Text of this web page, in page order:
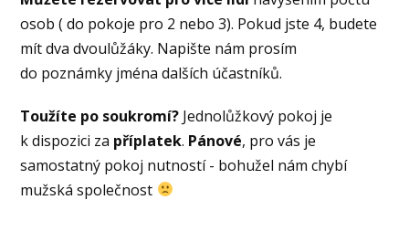
osob ( do pokoje pro 2 nebo 3). Pokud jste 4, budete
mít dva dvoulůžáky. Napište nám prosím
do poznámky jména dalších účastníků.
Toužíte po soukromí? Jednolůžkový pokoj je
k dispozici za příplatek. Pánové, pro vás je
samostatný pokoj nutností - bohužel nám chybí
mužská společnost